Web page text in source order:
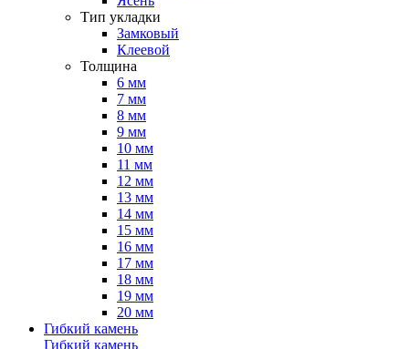
Тип укладки
Замковый
Клеевой
Толщина
6 мм
7 мм
8 мм
9 мм
10 мм
11 мм
12 мм
13 мм
14 мм
15 мм
16 мм
17 мм
18 мм
19 мм
20 мм
Гибкий камень
Гибкий камень